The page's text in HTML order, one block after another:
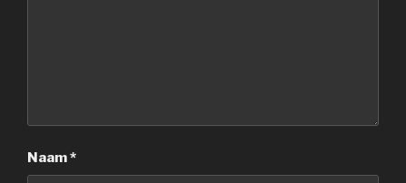
Naam*